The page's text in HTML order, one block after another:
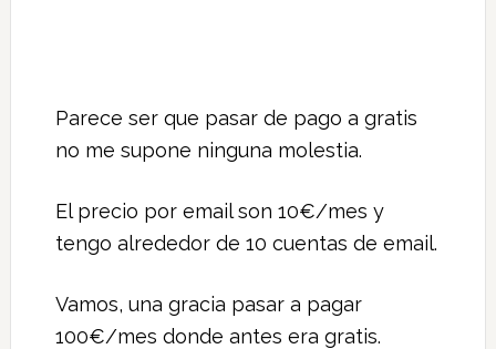
Parece ser que pasar de pago a gratis
no me supone ninguna molestia.
El precio por email son 10€/mes y
tengo alrededor de 10 cuentas de email.
Vamos, una gracia pasar a pagar
100€/mes donde antes era gratis.